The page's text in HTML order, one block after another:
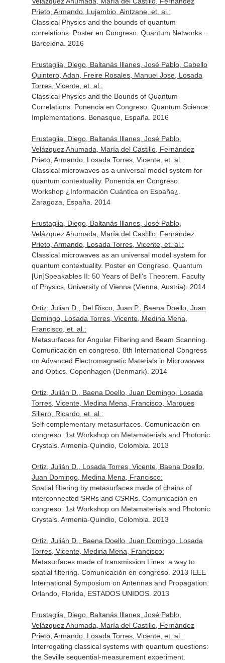
Prieto, Armando, Lujambio, Aintzane, et. al.:
Classical Physics and the bounds of quantum
correlations. Poster en Congreso. Quantum Networks. .
Barcelona. 2016
Frustaglia, Diego, Baltanás Illanes, José Pablo, Cabello
Quintero, Adan, Freire Rosales, Manuel Jose, Losada
Torres, Vicente, et. al.:
Classical Physics and the Bounds of Quantum
Correlations. Ponencia en Congreso. Quantum Science:
Implementations. Benasque, España. 2016
Frustaglia, Diego, Baltanás Illanes, José Pablo,
Velázquez Ahumada, María del Castillo, Fernández
Prieto, Armando, Losada Torres, Vicente, et. al.:
Classical microwaves as a universal model system for
quantum contextuality. Ponencia en Congreso.
Workshop ¿Información Cuántica en España¿.
Zaragoza, España. 2014
Frustaglia, Diego, Baltanás Illanes, José Pablo,
Velázquez Ahumada, María del Castillo, Fernández
Prieto, Armando, Losada Torres, Vicente, et. al.:
Classical microwaves as an universal model system for
quantum contextuality. Poster en Congreso. Quantum
[Un]Speakables II: 50 Years of Bell's Theorem. Faculty
of Physics, University of Vienna (Vienna, Austria). 2014
Ortiz, Julian D., Del Risco, Juan P., Baena Doello, Juan
Domingo, Losada Torres, Vicente, Medina Mena,
Francisco, et. al.:
Metasurfaces for Angular Filtering and Beam Scanning.
Comunicación en congreso. 8th International Congress
on Advanced Electromagnetic Materials in Microwaves
and Optics. Copenhagen (Denmark). 2014
Ortiz, Julián D., Baena Doello, Juan Domingo, Losada
Torres, Vicente, Medina Mena, Francisco, Marques
Sillero, Ricardo, et. al.:
Self-complementary metasurfaces. Comunicación en
congreso. 1st Workshop on Metamaterials and Photonic
Crystals. Armenia-Quindio, Colombia. 2013
Ortiz, Julián D., Losada Torres, Vicente, Baena Doello,
Juan Domingo, Medina Mena, Francisco:
Spatial filtering by metasurfaces made of chains of
interconnected SRRs and CSRRs. Comunicación en
congreso. 1st Workshop on Metamaterials and Photonic
Crystals. Armenia-Quindio, Colombia. 2013
Ortiz, Julián D., Baena Doello, Juan Domingo, Losada
Torres, Vicente, Medina Mena, Francisco:
Metasurfaces made of transmission Lines: a way to
spatial filtering. Comunicación en congreso. 2013 IEEE
International Symposium on Antennas and Propagation.
Orlando, Florida, ESTADOS UNIDOS. 2013
Frustaglia, Diego, Baltanás Illanes, José Pablo,
Velázquez Ahumada, María del Castillo, Fernández
Prieto, Armando, Losada Torres, Vicente, et. al.:
Interrogating classical systems with quantum questions:
the Seville sequential-measurement experiment.